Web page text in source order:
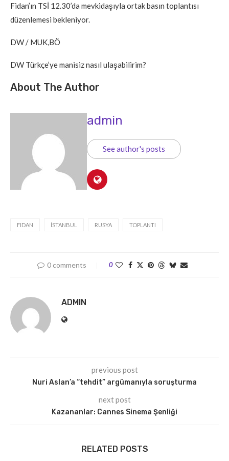
Fidan’ın TSİ 12.30’da mevkidaşıyla ortak basın toplantısı
düzenlemesi bekleniyor.
DW / MUK,BÖ
DW Türkçe’ye manisiz nasıl ulaşabilirim?
About The Author
admin
See author's posts
FIDAN İSTANBUL RUSYA TOPLANTI
0 comments 0
ADMIN
previous post
Nuri Aslan’a “tehdit” argümanıyla soruşturma
next post
Kazananlar: Cannes Sinema Şenliği
RELATED POSTS